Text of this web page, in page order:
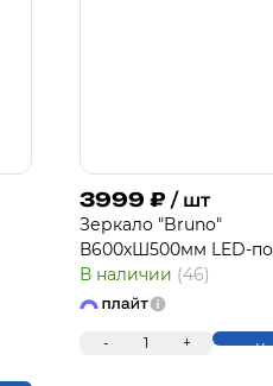
3999₽ / шт
Зеркало "Bruno"
В600хШ500мм LED-
В наличии (46)
- 1 +